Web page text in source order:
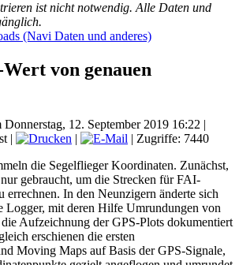
ist nicht notwendig. Alle Daten und
(Navi Daten und anderes)
von genauen
12. September 2019 16:22 |
| |
| Zugriffe: 7440
die Segelflieger Koordinaten. Zunächst,
gebraucht, um die Strecken für FAI-
errechnen. In den Neunzigern änderte sich
Logger, mit deren Hilfe Umrundungen von
Aufzeichnung der GPS-Plots dokumentiert
erschienen die ersten
Moving Maps auf Basis der GPS-Signale,